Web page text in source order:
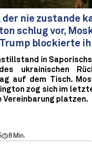
der nie zustande
schlug vor,
blockierte
in
ukrainischen
auf dem Tisch.
zog sich im
Vereinbarung platzen.
8 Min.